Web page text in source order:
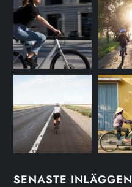
SENASTE INLÄGGEN